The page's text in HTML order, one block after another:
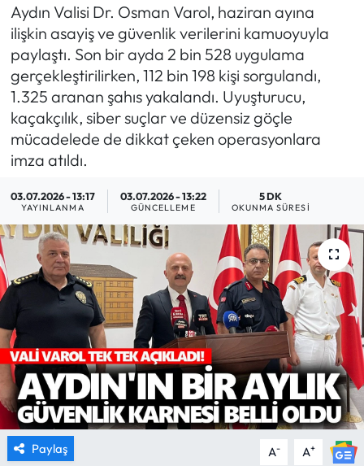
Aydın Valisi Dr. Osman Varol, haziran ayına
ilişkin asayiş ve güvenlik verilerini kamuoyuyla
paylaştı. Son bir ayda 2 bin 528 uygulama
gerçekleştirilirken, 112 bin 198 kişi sorgulandı,
1.325 aranan şahıs yakalandı. Uyuşturucu,
kaçakçılık, siber suçlar ve düzensiz göçle
mücadelede de dikkat çeken operasyonlara
imza atıldı.
03.07.2026 - 13:17
YAYINLANMA
03.07.2026 - 13:22
GÜNCELLEME
5 DK
OKUNMA SÜRESI
Paylaş A- A+
GÜNDEM
MAGAZİN
SAĞLIK
SİYASET
SPOR
TARIM
TURİZM
YAŞAM
RESMİ İLANLAR
HABER İLAN
Haber Arşivi